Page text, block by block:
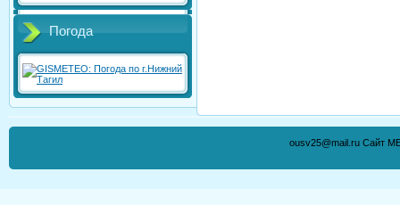
Погода
ousv25@mail.ru Сайт